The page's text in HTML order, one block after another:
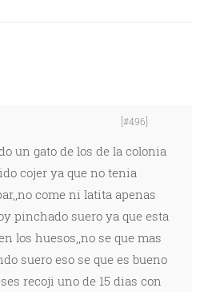
[#496]
un gato de los de la colonia
cojer ya que no tenia
come ni latita apenas
pinchado suero ya que esta
los huesos,,no se que mas
suero eso se que es bueno
recoji uno de 15 dias con